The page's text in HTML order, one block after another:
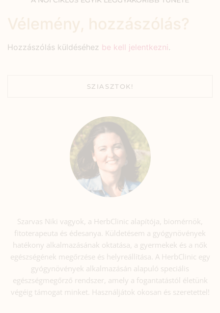
Hozzászólás küldéséhez be kell jelentkezni.
SZIASZTOK!
Szarvas Niki vagyok, a HerbClinic alapítója, biomérnök,
fitoterapeuta és édesanya. Küldetésem a gyógynövények
hatékony alkalmazásának oktatása, a gyermekek és a nők
egészségének megőrzése és helyreállítása. A HerbClinic egy
gyógynövények alkalmazásán alapuló speciális
egészségmegőrző rendszer, amely a fogantatástól életünk
végéig támogat minket. Használjátok okosan és szeretettel!